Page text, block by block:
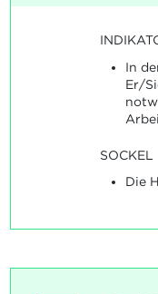
In
Er/
SOCKEL
Die